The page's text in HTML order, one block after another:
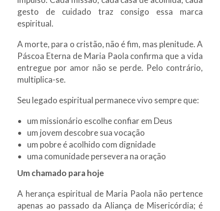
gesto de cuidado traz consigo essa marca
espiritual.
A morte, para o cristão, não é fim, mas plenitude. A
Páscoa Eterna de Maria Paola confirma que a vida
entregue por amor não se perde. Pelo contrário,
multiplica-se.
Seu legado espiritual permanece vivo sempre que:
um missionário escolhe confiar em Deus
um jovem descobre sua vocação
um pobre é acolhido com dignidade
uma comunidade persevera na oração
Um chamado para hoje
A herança espiritual de Maria Paola não pertence
apenas ao passado da Aliança de Misericórdia; é